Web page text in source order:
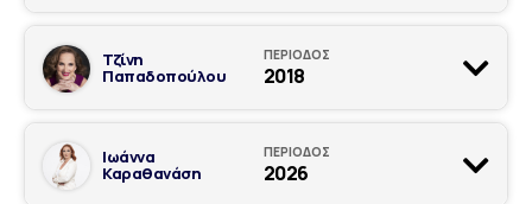
Τζίνη
Παπαδοπούλου
ΠΕΡΙΟΔΟΣ
2018
Ιωάννα
Καραθανάση
ΠΕΡΙΟΔΟΣ
2026